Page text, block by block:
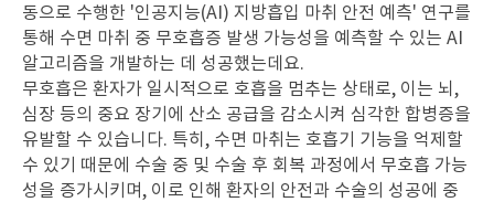
동으로 수행한 '인공지능(AI) 지방흡입 마취 안전 예측' 연구를
통해 수면 마취 중 무호흡증 발생 가능성을 예측할 수 있는 AI
알고리즘을 개발하는 데 성공했는데요.
무호흡은 환자가 일시적으로 호흡을 멈추는 상태로, 이는 뇌,
심장 등의 중요 장기에 산소 공급을 감소시켜 심각한 합병증을
유발할 수 있습니다. 특히, 수면 마취는 호흡기 기능을 억제할
수 있기 때문에 수술 중 및 수술 후 회복 과정에서 무호흡 가능
성을 증가시키며, 이로 인해 환자의 안전과 수술의 성공에 중